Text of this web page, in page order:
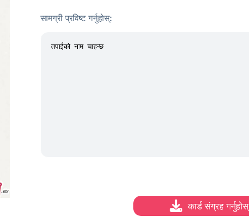
सामग्री प्रविष्ट गर्नुहोस्:
कार्ड संग्रह गर्नुहोस्